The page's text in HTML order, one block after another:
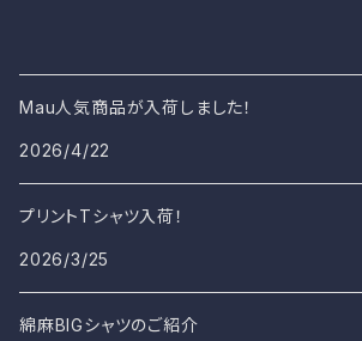
Mau人気商品が入荷しました！
2026/4/22
プリントTシャツ入荷！
2026/3/25
綿麻BIGシャツのご紹介